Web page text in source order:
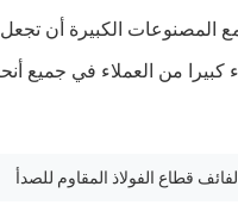
لفائف قطاع الفولاذ المقاوم للصدأ